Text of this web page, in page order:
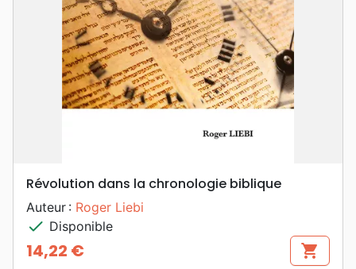
Révolution dans la chronologie biblique
Auteur : Roger Liebi
check Disponible
Prix
14,22 € shopping_cart